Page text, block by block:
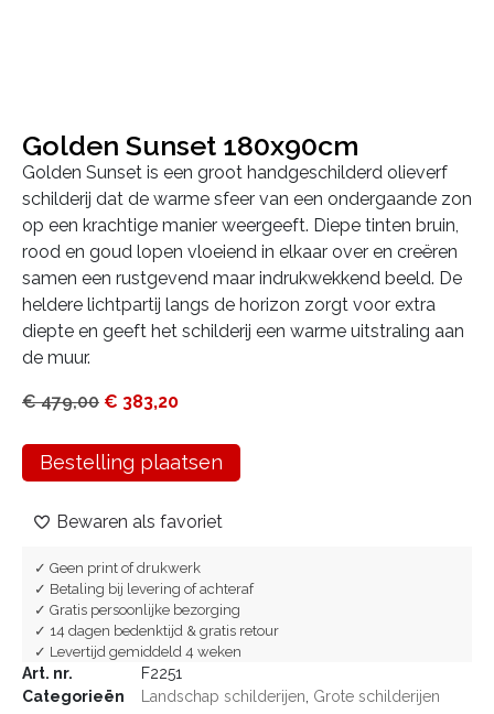
Golden Sunset 180x90cm
Golden Sunset is een groot handgeschilderd olieverf
schilderij dat de warme sfeer van een ondergaande zon
op een krachtige manier weergeeft. Diepe tinten bruin,
rood en goud lopen vloeiend in elkaar over en creëren
samen een rustgevend maar indrukwekkend beeld. De
heldere lichtpartij langs de horizon zorgt voor extra
diepte en geeft het schilderij een warme uitstraling aan
de muur.
€479,00 € 383,20
Bestelling plaatsen
Bewaren als favoriet
✓ Geen print of drukwerk
✓ Betaling bij levering of achteraf
✓ Gratis persoonlijke bezorging
✓ 14 dagen bedenktijd & gratis retour
✓ Levertijd gemiddeld 4 weken
Art. nr.
F2251
Categorieën
Landschap schilderijen Grote schilderijen